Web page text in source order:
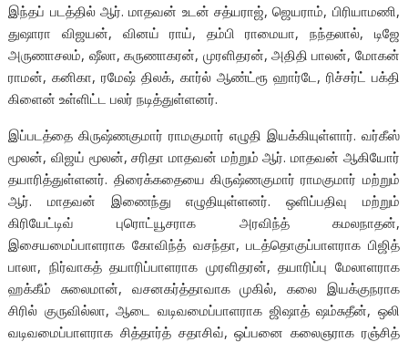
இந்தப் படத்தில் ஆர். மாதவன் உடன் சத்யராஜ், ஜெயராம், பிரியாமணி,
துஷாரா விஜயன், வினய் ராய், தம்பி ராமையா, நந்தலால், டிஜே
அருணாசலம், ஷீலா, கருணாகரன், முரளிதரன், அதிதி பாலன், மோகன்
ராமன், கனிகா, ரமேஷ் திலக், கார்ல் ஆண்ட்ரூ ஹார்டே, ரிச்சர்ட் பக்தி
கிளைன் உள்ளிட்ட பலர் நடித்துள்ளனர்.
இப்படத்தை கிருஷ்ணகுமார் ராமகுமார் எழுதி இயக்கியுள்ளார். வர்கீஸ்
மூலன், விஜய் மூலன், சரிதா மாதவன் மற்றும் ஆர். மாதவன் ஆகியோர்
தயாரித்துள்ளனர். திரைக்கதையை கிருஷ்ணகுமார் ராமகுமார் மற்றும்
ஆர். மாதவன் இணைந்து எழுதியுள்ளனர். ஒளிப்பதிவு மற்றும்
கிரியேட்டிவ் புரொட்யூசராக அரவிந்த் கமலநாதன்,
இசையமைப்பாளராக கோவிந்த் வசந்தா, படத்தொகுப்பாளராக பிஜித்
பாலா, நிர்வாகத் தயாரிப்பாளராக முரளிதரன், தயாரிப்பு மேலாளராக
ஹக்கீம் சுலைமான், வசனகர்த்தாவாக முகில், கலை இயக்குநராக
சிரில் குருவில்லா, ஆடை வடிவமைப்பாளராக ஜிஷாத் ஷம்சுதீன், ஒலி
வடிவமைப்பாளராக சித்தார்த் சதாசிவ், ஒப்பனை கலைஞராக ரஞ்சித்